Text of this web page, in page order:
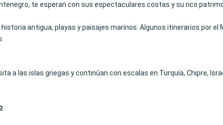
te esperan con sus espectaculares costas y su rico
antigua, playas y paisajes marinos. Algunos itinerarios por
a las islas griegas y continúan con escalas en Turquía, Chipre,